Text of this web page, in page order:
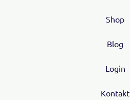
Shop
Blog
Login
Kontakt